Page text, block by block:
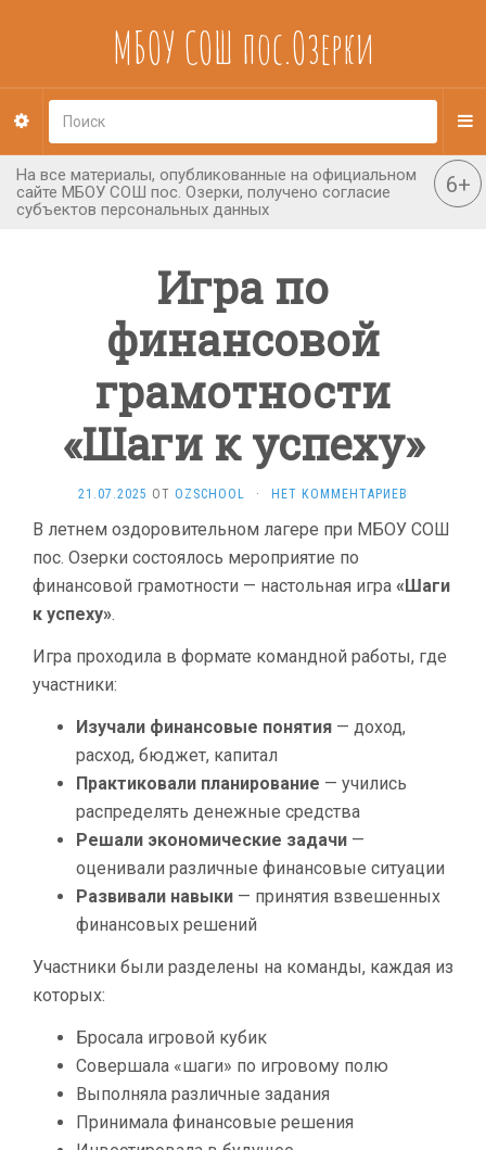
МБОУ СОШ пос.Озерки
Игра по
финансовой
грамотности
«Шаги к успеху»
21.07.2025 ОТ OZSCHOOL · НЕТ КОММЕНТАРИЕВ
В летнем оздоровительном лагере при МБОУ СОШ
пос. Озерки состоялось мероприятие по
финансовой грамотности — настольная игра «Шаги
к успеху».
Игра проходила в формате командной работы, где
участники:
Изучали финансовые понятия — доход,
расход, бюджет, капитал
Практиковали планирование — учились
распределять денежные средства
Решали экономические задачи —
оценивали различные финансовые ситуации
Развивали навыки — принятия взвешенных
финансовых решений
Участники были разделены на команды, каждая из
которых:
Бросала игровой кубик
Совершала «шаги» по игровому полю
Выполняла различные задания
Принимала финансовые решения